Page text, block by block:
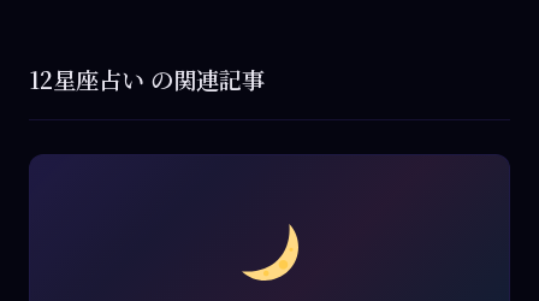
12星座占い の関連記事